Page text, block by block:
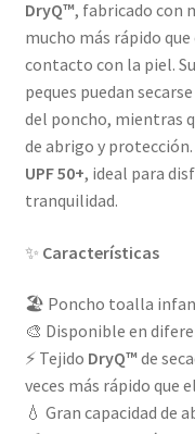
DryQ™, fabricado con
mucho más rápido
contacto con la piel.
peques puedan
del poncho, mientras
de abrigo y
UPF 50+, ideal para
tranquilidad.
✨ Características
🏖️ Poncho toalla
🎨 Disponible en
⚡ Tejido DryQ™ de
veces más rápido que
💧 Gran capacidad de